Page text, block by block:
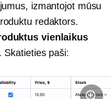
izmantojot mūsu
redaktors.
vienlaikus
Skatieties paši: